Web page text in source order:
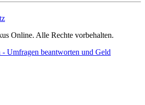
Online. Alle Rechte vorbehalten.